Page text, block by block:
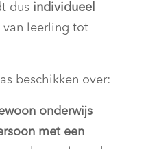
dus individueel
van leerling tot
beschikken over:
onderwijs
met een